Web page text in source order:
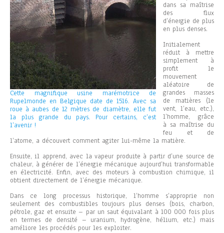
Cette magnifique usine marémotrice de
Rupelmonde en Belgique date de 1516. Avec sa
roue à aubes de 12 mètres de diamètre, elle fut
la plus grande du pays. Pour certains, c’est
l’avenir !
dans sa maîtrise
des flux
d’énergie de plus
en plus denses.
Initialement
réduit à mettre
simplement à
profit le
mouvement
aléatoire de
grandes masses
de matières (le
vent, l’eau, etc.),
l’homme, grâce
à sa maîtrise du
feu et de
l’atome, a découvert comment agiter lui-même la matière.
Ensuite, il apprend, avec la vapeur produite à partir d’une source de
chaleur, à générer de l’énergie mécanique aujourd’hui transformable
en électricité. Enfin, avec des moteurs à combustion chimique, il
obtient directement de l’énergie mécanique.
Dans ce long processus historique, l’homme s’approprie non
seulement des combustibles toujours plus denses (bois, charbon,
pétrole, gaz et ensuite – par un saut équivalant à 100 000 fois plus
en termes de densité – uranium, hydrogène, hélium, etc.) mais
améliore les procédés pour les exploiter.